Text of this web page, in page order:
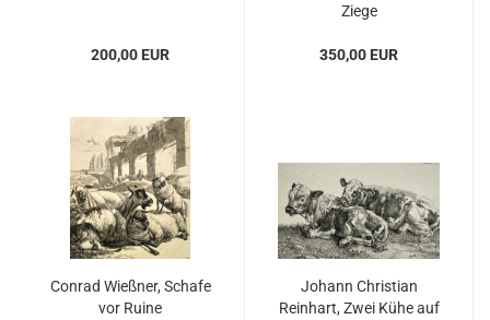
200,00 EUR
Ziege
350,00 EUR
Conrad Wießner, Schafe
vor Ruine
Johann Christian
Reinhart, Zwei Kühe auf